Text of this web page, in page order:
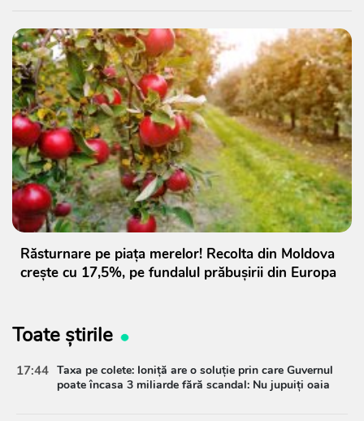
Răsturnare pe piața merelor! Recolta din Moldova
crește cu 17,5%, pe fundalul prăbușirii din Europa
Toate știrile
17:44 Taxa pe colete: Ioniță are o soluție prin care Guvernul
poate încasa 3 miliarde fără scandal: Nu jupuiți oaia